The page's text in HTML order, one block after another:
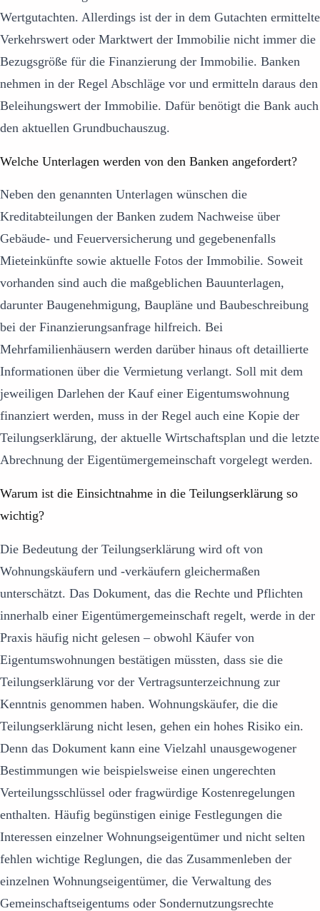
Wertgutachten. Allerdings ist der in dem Gutachten ermittelte
Verkehrswert oder Marktwert der Immobilie nicht immer die
Bezugsgröße für die Finanzierung der Immobilie. Banken
nehmen in der Regel Abschläge vor und ermitteln daraus den
Beleihungswert der Immobilie. Dafür benötigt die Bank auch
den aktuellen Grundbuchauszug.
Welche Unterlagen werden von den Banken angefordert?
Neben den genannten Unterlagen wünschen die
Kreditabteilungen der Banken zudem Nachweise über
Gebäude- und Feuerversicherung und gegebenenfalls
Mieteinkünfte sowie aktuelle Fotos der Immobilie. Soweit
vorhanden sind auch die maßgeblichen Bauunterlagen,
darunter Baugenehmigung, Baupläne und Baubeschreibung
bei der Finanzierungsanfrage hilfreich. Bei
Mehrfamilienhäusern werden darüber hinaus oft detaillierte
Informationen über die Vermietung verlangt. Soll mit dem
jeweiligen Darlehen der Kauf einer Eigentumswohnung
finanziert werden, muss in der Regel auch eine Kopie der
Teilungserklärung, der aktuelle Wirtschaftsplan und die letzte
Abrechnung der Eigentümergemeinschaft vorgelegt werden.
Warum ist die Einsichtnahme in die Teilungserklärung so
wichtig?
Die Bedeutung der Teilungserklärung wird oft von
Wohnungskäufern und -verkäufern gleichermaßen
unterschätzt. Das Dokument, das die Rechte und Pflichten
innerhalb einer Eigentümergemeinschaft regelt, werde in der
Praxis häufig nicht gelesen – obwohl Käufer von
Eigentumswohnungen bestätigen müssten, dass sie die
Teilungserklärung vor der Vertragsunterzeichnung zur
Kenntnis genommen haben. Wohnungskäufer, die die
Teilungserklärung nicht lesen, gehen ein hohes Risiko ein.
Denn das Dokument kann eine Vielzahl unausgewogener
Bestimmungen wie beispielsweise einen ungerechten
Verteilungsschlüssel oder fragwürdige Kostenregelungen
enthalten. Häufig begünstigen einige Festlegungen die
Interessen einzelner Wohnungseigentümer und nicht selten
fehlen wichtige Reglungen, die das Zusammenleben der
einzelnen Wohnungseigentümer, die Verwaltung des
Gemeinschaftseigentums oder Sondernutzungsrechte